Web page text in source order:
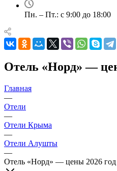
Пн. – Пт.: с 9:00 до 18:00
Отель «Норд» —
Главная
—
Отели
—
Отели Крыма
—
Отели Алушты
—
Отель «Норд» — цены 2026 год